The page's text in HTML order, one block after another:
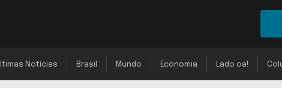
Notícias Brasil Mundo Economia Lado oa!